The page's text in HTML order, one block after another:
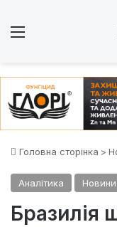
Головна сторінка >
Аналітика Новини
Бразилія